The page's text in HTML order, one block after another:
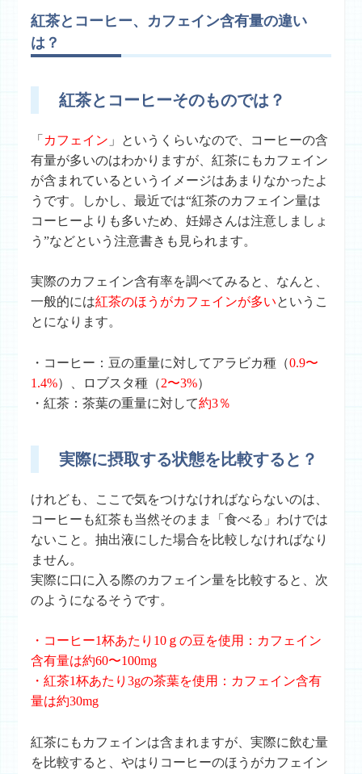
紅茶とコーヒー、カフェイン含有量の違い
は？
紅茶とコーヒーそのものでは？
「 カフェイン 」というくらいなので、コーヒーの含
有量が多いのはわかりますが、紅茶にもカフェイン
が含まれているというイメージはあまりなかったよ
うです。しかし、最近では“紅茶のカフェイン量は
コーヒーよりも多いため、妊婦さんは注意しましょ
う”などという注意書きも見られます。
実際のカフェイン含有率を調べてみると、なんと、
一般的には紅茶のほうがカフェインが多いというこ
とになります。
・コーヒー：豆の重量に対してアラビカ種（0.9〜
1.4%）、ロブスタ種（2〜3%）
・紅茶：茶葉の重量に対して約3％
実際に摂取する状態を比較すると？
けれども、ここで気をつけなければならないのは、
コーヒーも紅茶も当然そのまま「食べる」わけでは
ないこと。抽出液にした場合を比較しなければなり
ません。
実際に口に入る際のカフェイン量を比較すると、次
のようになるそうです。
・コーヒー1杯あたり10ｇの豆を使用：カフェイン
含有量は約60〜100mg
・紅茶1杯あたり3gの茶葉を使用：カフェイン含有
量は約30mg
紅茶にもカフェインは含まれますが、実際に飲む量
を比較すると、やはりコーヒーのほうがカフェイン